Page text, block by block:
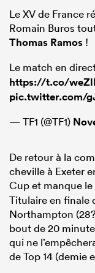
Le XV de France
Romain Buros
Thomas Ramos !
Le match en
https://t.co/
pic.twitter.com/
— TF1 (@TF1)
De retour à la
cheville à Exeter
Cup et manque le
Titulaire en finale
Northampton
bout de 20
qui ne
de Top 14 (demie